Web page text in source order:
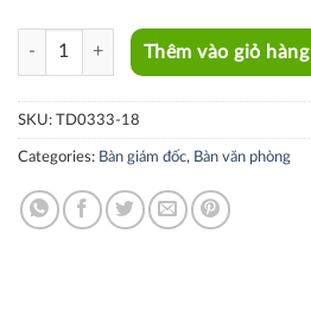
TD0333-18 quantity
Thêm vào giỏ hàng
SKU: TD0333-18
Categories: Bàn giám đốc, Bàn văn phòng